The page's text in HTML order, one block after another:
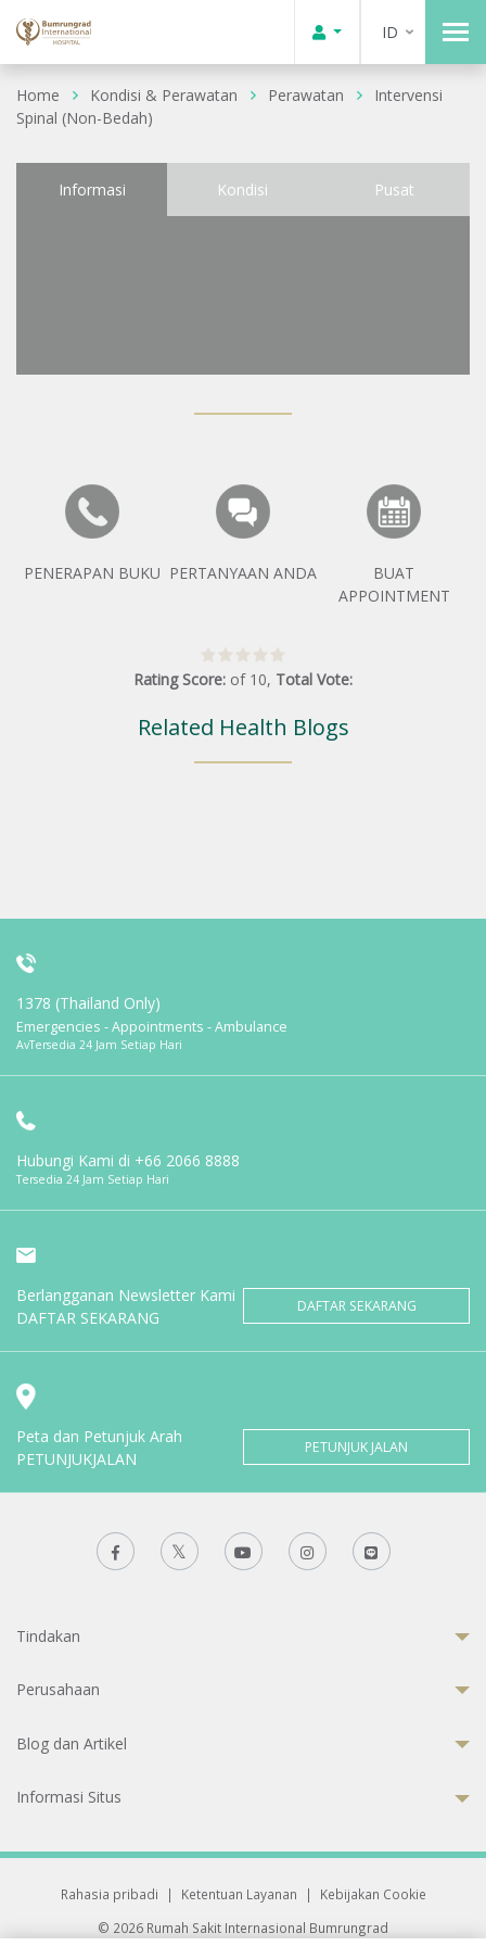
ID
Home Kondisi & Perawatan Perawatan
Intervensi
Spinal (Non-Bedah)
Informasi Kondisi Pusat
PENERAPAN BUKU PERTANYAAN ANDA
BUAT
APPOINTMENT
Rating Score: of 10, Total Vote:
Related Health Blogs
1378 (Thailand Only)
Emergencies - Appointments - Ambulance
AvTersedia 24 Jam Setiap Hari
Hubungi Kami di +66 2066 8888
Tersedia 24 Jam Setiap Hari
Berlangganan Newsletter Kami
DAFTAR SEKARANG
DAFTAR SEKARANG
Peta dan Petunjuk Arah
PETUNJUKJALAN
PETUNJUK JALAN
Tindakan
Perusahaan
Blog dan Artikel
Informasi Situs
Rahasia pribadi | Ketentuan Layanan |
Kebijakan Cookie
© 2026 Rumah Sakit Internasional Bumrungrad